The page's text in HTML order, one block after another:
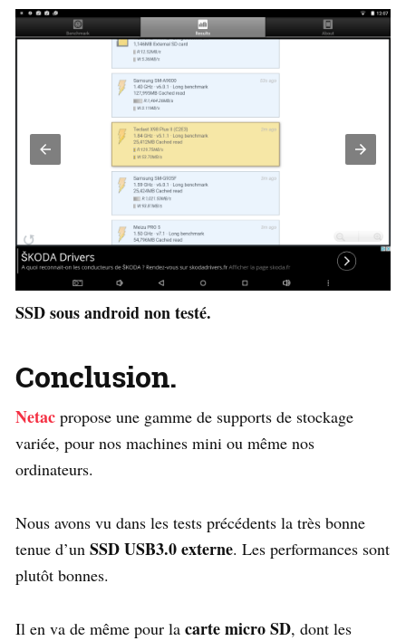
SSD sous android non testé.
Conclusion.
Netac propose une gamme de supports de stockage
variée, pour nos machines mini ou même nos
ordinateurs.
Nous avons vu dans les tests précédents la très bonne
tenue d’un SSD USB3.0 externe. Les performances sont
plutôt bonnes.
Il en va de même pour la carte micro SD, dont les